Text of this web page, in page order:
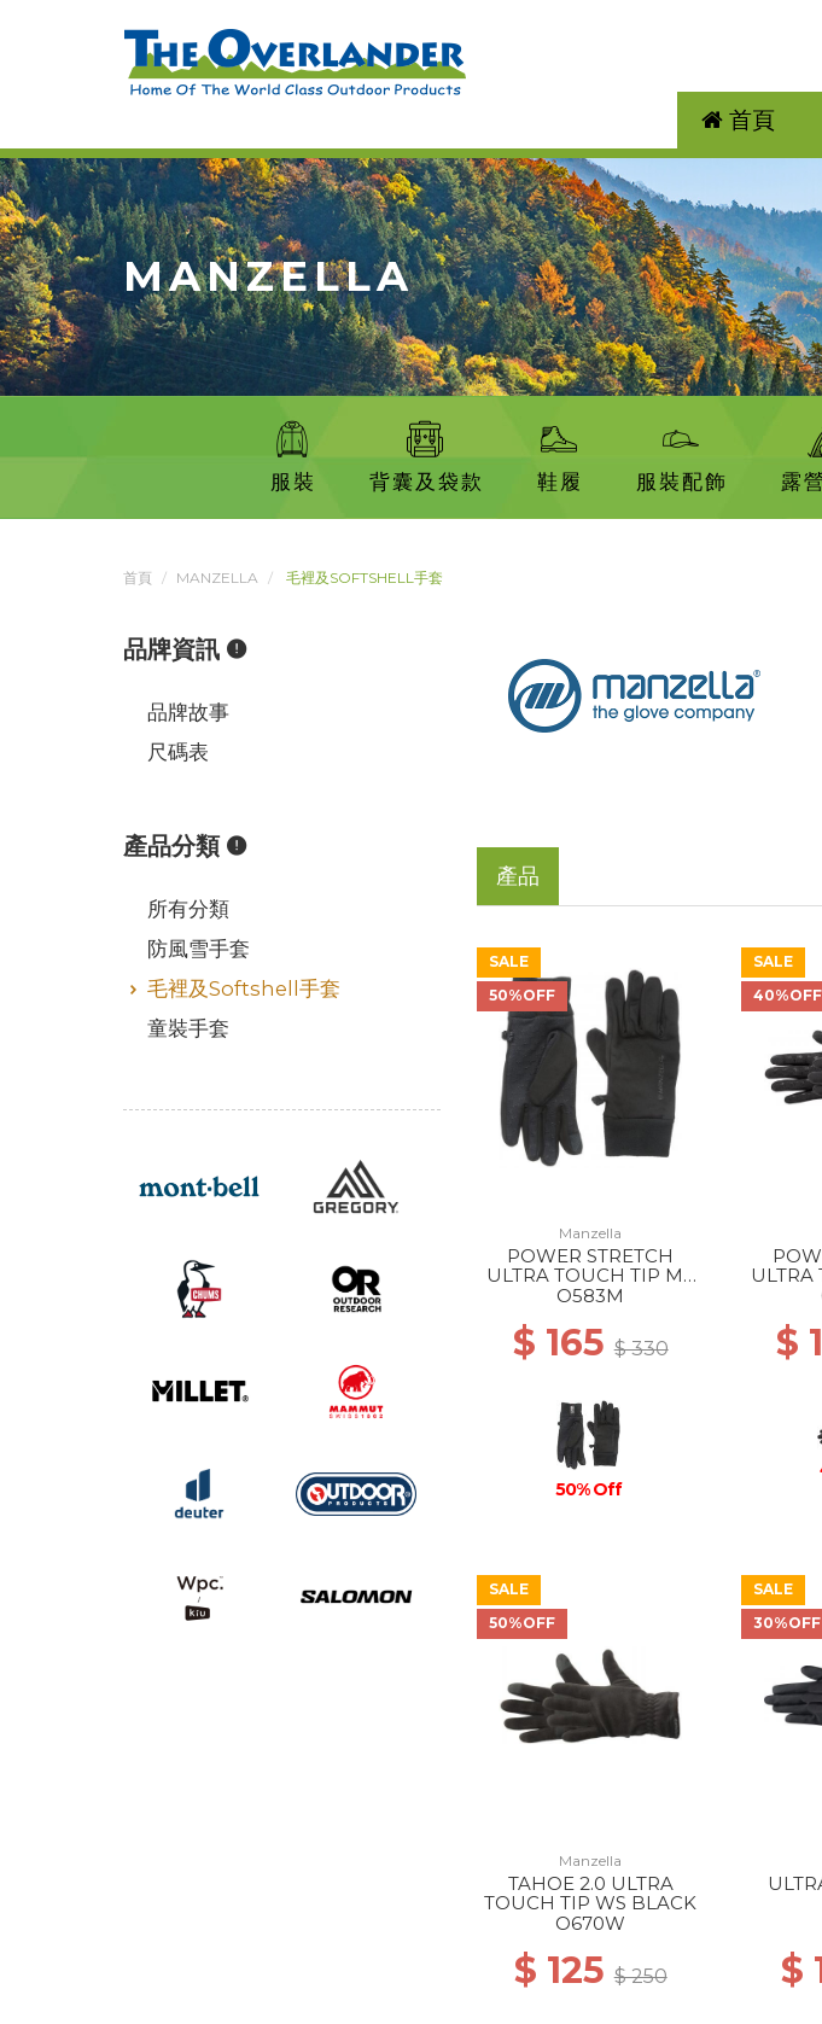
首頁
MANZELLA
服裝 背囊及袋款 鞋履 服裝配飾 露
首頁 MANZELLA 毛裡及SOFTSHELL手套
產品
SALE
50%OFF
Manzella
POWER STRETCH
ULTRA TOUCH TIP MS
BLACK
O583M
$ 165$ 330
50% Off
SALE
40%OFF
ULTRA
$
SALE
50%OFF
Manzella
TAHOE 2.0 ULTRA
TOUCH TIP WS BLACK
O670W
$ 125$ 250
SALE
30%OFF
$
品牌資訊
品牌故事
尺碼表
產品分類
所有分類
防風雪手套
毛裡及Softshell手套
童裝手套